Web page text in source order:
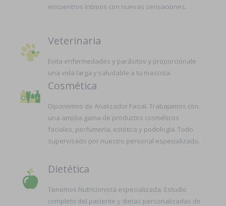
encuentros íntimos con nuevas sensaciones.
Veterinaria
Evita enfermedades y parásitos y proporciónale
una vida larga y saludable a tu mascota.
Cosmética
Diponemos de Analizador Facial. Trabajamos con
una amplia gama de productos cosméticos
faciales, perfumería, estética y podología. Todo
supervisado por nuestro personal especializado.
Dietética
Tenemos Nutricionista especializada. Estudio
completo del paciente y dietas personalizadas de